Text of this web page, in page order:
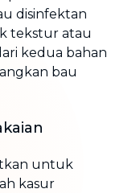
disinfektan
tekstur atau
kedua bahan
bau
untuk
kasur